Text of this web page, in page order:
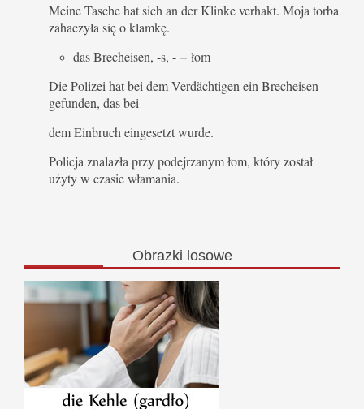
Meine Tasche hat sich an der Klinke verhakt. Moja torba
zahaczyła się o klamkę.
das Brecheisen, -s, - – łom
Die Polizei hat bei dem Verdächtigen ein Brecheisen
gefunden, das bei
dem Einbruch eingesetzt wurde.
Policja znalazła przy podejrzanym łom, który został
użyty w czasie włamania.
Obrazki losowe